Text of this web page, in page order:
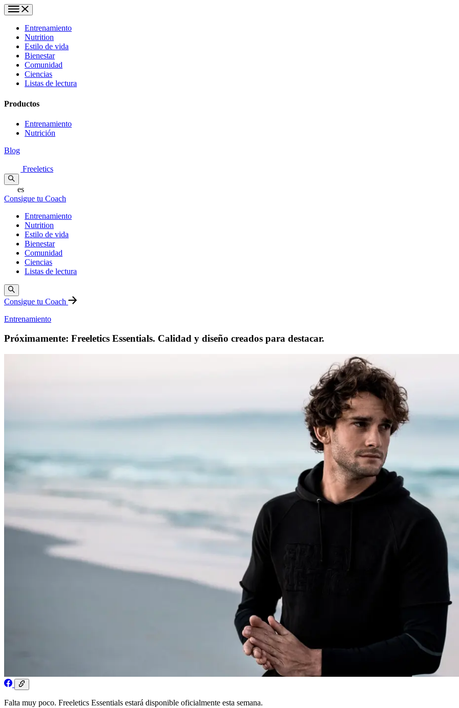
Entrenamiento
Nutrition
Estilo de vida
Bienestar
Comunidad
Ciencias
Listas de lectura
Productos
Entrenamiento
Nutrición
Blog
Freeletics
es
Consigue tu Coach
Entrenamiento
Nutrition
Estilo de vida
Bienestar
Comunidad
Ciencias
Listas de lectura
Consigue tu Coach
Entrenamiento
Próximamente: Freeletics Essentials. Calidad y diseño creados para destacar.
Falta muy poco. Freeletics Essentials estará disponible oficialmente esta semana.